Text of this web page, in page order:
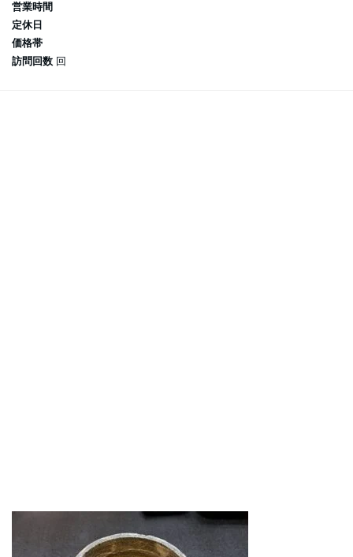
営業時間
定休日
価格帯
訪問回数 回